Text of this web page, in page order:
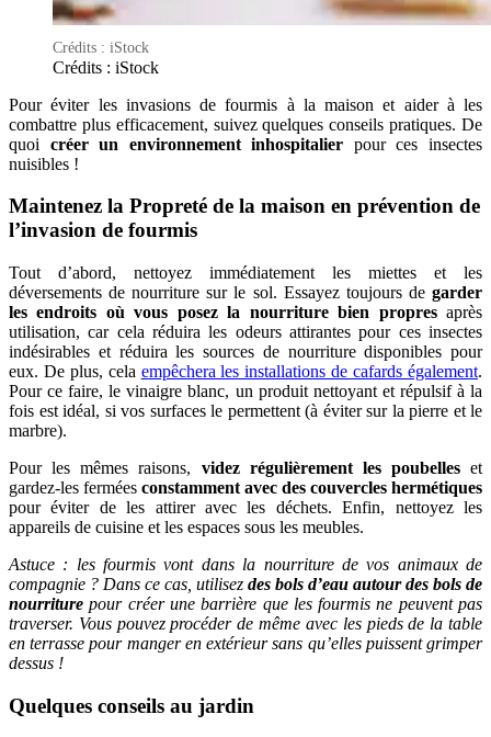
Crédits : iStock
Crédits : iStock
Pour éviter les invasions de fourmis à la maison et aider à les
combattre plus efficacement, suivez quelques conseils pratiques. De
quoi créer un environnement inhospitalier pour ces insectes
nuisibles !
Maintenez la Propreté de la maison en prévention de
l’invasion de fourmis
Tout d’abord, nettoyez immédiatement les miettes et les
déversements de nourriture sur le sol. Essayez toujours de garder
les endroits où vous posez la nourriture bien propresaprès
utilisation, car cela réduira les odeurs attirantes pour ces insectes
indésirables et réduira les sources de nourriture disponibles pour
eux. De plus, cela empêchera les installations de cafards également.
Pour ce faire, le vinaigre blanc, un produit nettoyant et répulsif à la
fois est idéal, si vos surfaces le permettent (à éviter sur la pierre et le
marbre).
Pour les mêmes raisons, videz régulièrement les poubelleset
gardez-les fermées constamment avec des couvercles hermétiques
pour éviter de les attirer avec les déchets. Enfin, nettoyez les
appareils de cuisine et les espaces sous les meubles.
Astuce : les fourmis vont dans la nourriture de vos animaux de
compagnie ? Dans ce cas, utilisez des bols d’eau autour des bols de
nourriture pour créer une barrière que les fourmis ne peuvent pas
traverser. Vous pouvez procéder de même avec les pieds de la table
en terrasse pour manger en extérieur sans qu’elles puissent grimper
dessus !
Quelques conseils au jardin